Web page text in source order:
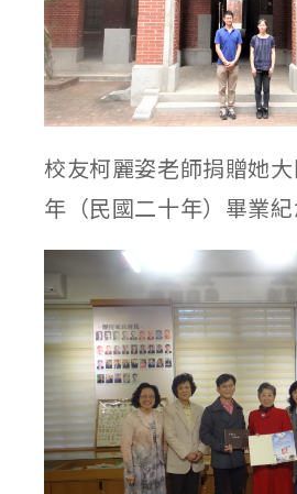
校友柯麗姿老師捐贈她
年（民國二十年）畢業